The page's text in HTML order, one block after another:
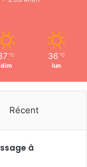
℃
dim
36 ℃
lun
Récent
à